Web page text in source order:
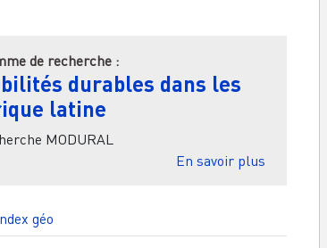
de recherche :
durables dans les
latine
MODURAL
En savoir plussur La
géo